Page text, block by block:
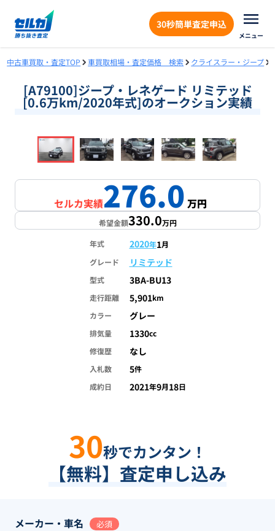
30秒簡単査定申込
メニュー
中古車買取・査定TOP 車買取相場・査定価格 検索 クライスラー・ジープ
[A79100]ジープ・レネゲード リミテッド
[0.6万km/2020年式]のオークション実績
1/18
セルカ実績276.0万円
希望金額330.0万円
年式 2020年1月
グレード
リミテッド
型式 3BA-BU13
走行距離 5,901km
カラー
グレー
排気量 1330cc
修復歴
なし
入札数 5件
成約日
2021年9月18日
30秒でカンタン！
【無料】査定申し込み
メーカー・車名 必須